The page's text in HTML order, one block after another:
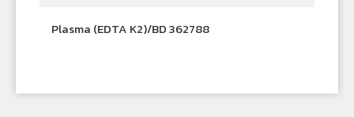
Plasma (EDTA K2)/BD 362788